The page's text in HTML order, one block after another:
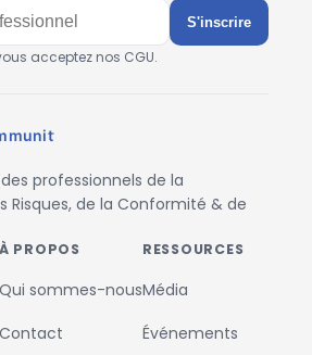
S'inscrire
acceptez nos CGU.
professionnels de la
Risques, de la Conformité & de
À PROPOS
Qui sommes-nous
Contact
RESSOURCES
Média
Événements